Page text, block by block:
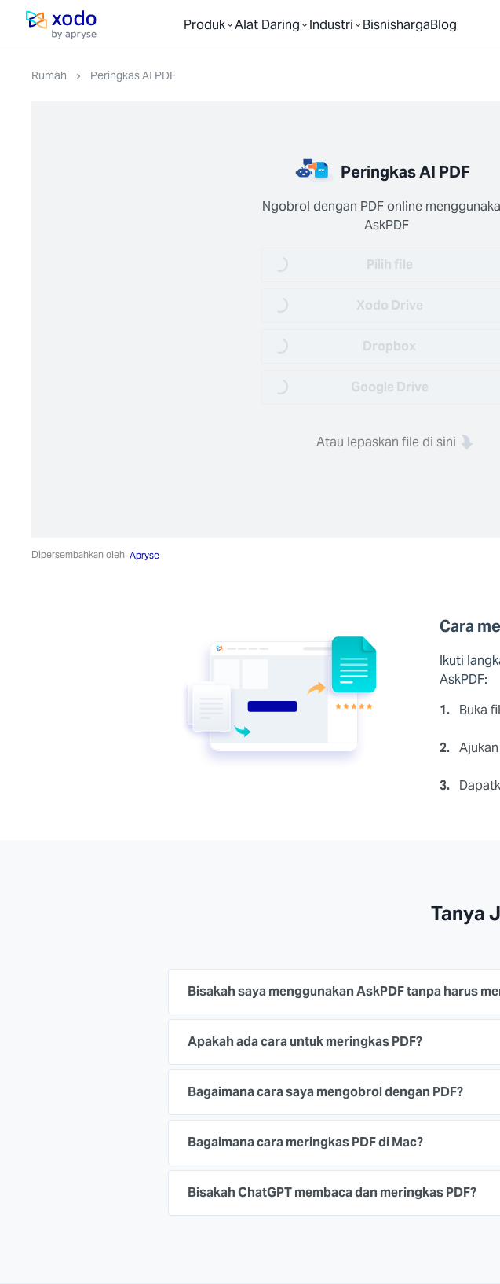
Halaman utama Produk Alat Daring Industri BisnishargaBlog
Rumah Peringkas AI PDF
Peringkas AI PDF
Ngobrol dengan PDF online
AskPDF
Loading... Pilih file
Loading... Xodo Drive
Loading... Dropbox
Loading... Google Drive
Atau lepaskan file di sini
Dipersembahkan oleh Apryse
Cara
Ikuti
AskPDF:
1.
Buka
2.
3.
Tanya
Bisakah saya menggunakan AskPDF tanpa harus
Apakah ada cara untuk meringkas PDF?
Bagaimana cara saya mengobrol dengan PDF?
Bagaimana cara meringkas PDF di Mac?
Bisakah ChatGPT membaca dan meringkas PDF?